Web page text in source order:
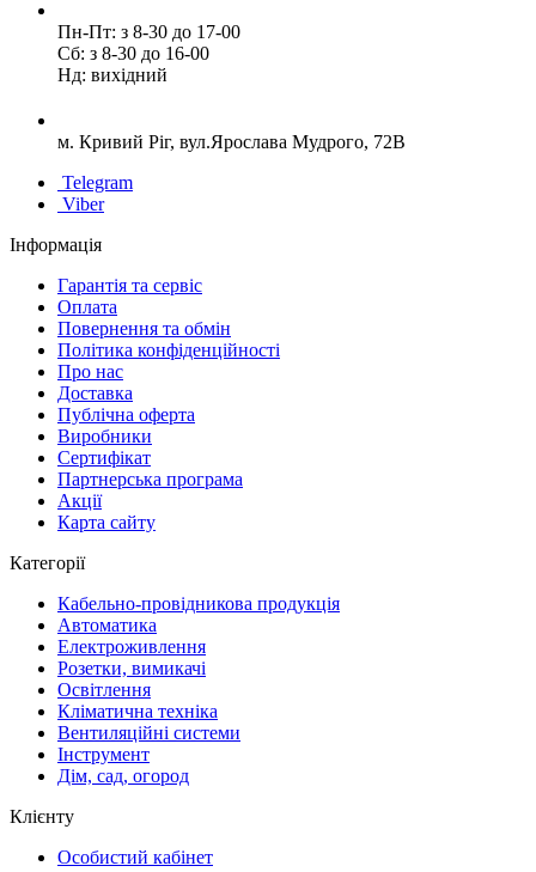
Пн-Пт: з 8-30 до 17-00
Сб: з 8-30 до 16-00
Нд: вихідний
м. Кривий Ріг, вул.Ярослава Мудрого, 72В
Telegram
Viber
Інформація
Гарантія та сервіс
Оплата
Повернення та обмін
Політика конфіденційності
Про нас
Доставка
Публічна оферта
Виробники
Сертифікат
Партнерська програма
Акції
Карта сайту
Категорії
Кабельно-провідникова продукція
Автоматика
Електроживлення
Розетки, вимикачі
Освітлення
Кліматична техніка
Вентиляційні системи
Інструмент
Дім, сад, огород
Клієнту
Особистий кабінет